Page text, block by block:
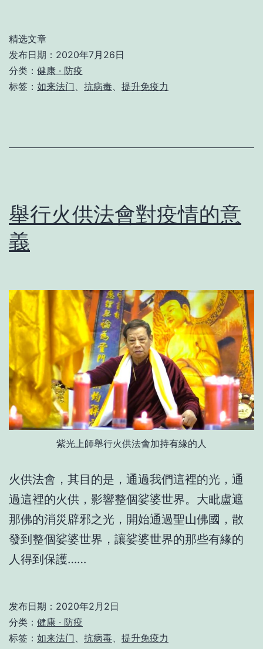
精选文章
发布日期： 2020年7月26日
分类： 健康 · 防疫
标签： 如来法门 、 抗病毒、 提升免疫力
舉行火供法會對疫情的意
義
紫光上師舉行火供法會加持有緣的人
火供法會，其目的是，通過我們這裡的光，通
過這裡的火供，影響整個娑婆世界。大毗盧遮
那佛的消災辟邪之光，開始通過聖山佛國，散
發到整個娑婆世界，讓娑婆世界的那些有緣的
人得到保護……
发布日期： 2020年2月2日
分类： 健康 · 防疫
标签： 如来法门 、 抗病毒、 提升免疫力